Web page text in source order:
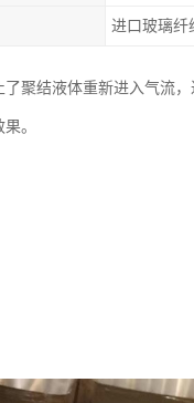
进口玻璃纤
聚结液体重新进入气流
。